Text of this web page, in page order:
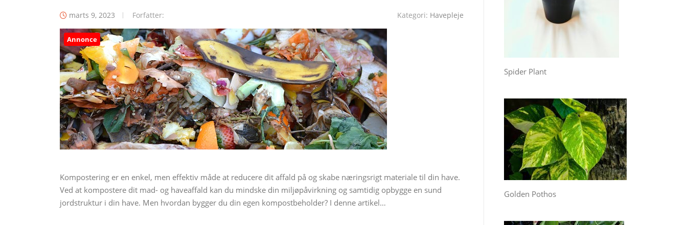
marts 9, 2023 Forfatter: Kategori: Havepleje
Annonce
Kompostering er en enkel, men effektiv måde at reducere dit affald på og skabe næringsrigt materiale til din have.
Ved at kompostere dit mad- og haveaffald kan du mindske din miljøpåvirkning og samtidig opbygge en sund
jordstruktur i din have. Men hvordan bygger du din egen kompostbeholder? I denne artikel…
Spider Plant
Golden Pothos